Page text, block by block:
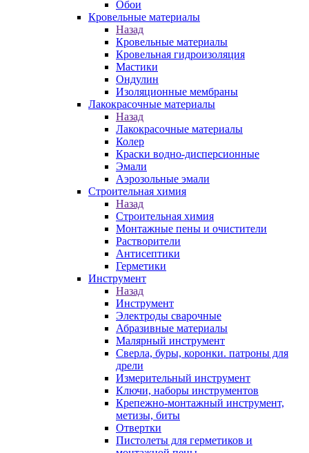
Обои
Кровельные материалы
Назад
Кровельные материалы
Кровельная гидроизоляция
Мастики
Ондулин
Изоляционные мембраны
Лакокрасочные материалы
Назад
Лакокрасочные материалы
Колер
Краски водно-дисперсионные
Эмали
Аэрозольные эмали
Строительная химия
Назад
Строительная химия
Монтажные пены и очистители
Растворители
Антисептики
Герметики
Инструмент
Назад
Инструмент
Электроды сварочные
Абразивные материалы
Малярный инструмент
Сверла, буры, коронки. патроны для
дрели
Измерительный инструмент
Ключи, наборы инструментов
Крепежно-монтажный инструмент,
метизы, биты
Отвертки
Пистолеты для герметиков и